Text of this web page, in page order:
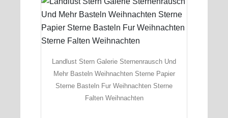
Landlust Stern Galerie Sternenrausch Und
Mehr Basteln Weihnachten Sterne Papier
Sterne Basteln Fur Weihnachten Sterne
Falten Weihnachten